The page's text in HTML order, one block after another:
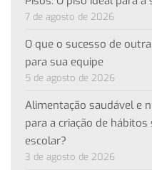
7 de agosto de 2026
O que o sucesso de
para sua equipe
5 de agosto de 2026
Alimentação saudável e
para a criação de
escolar?
3 de agosto de 2026